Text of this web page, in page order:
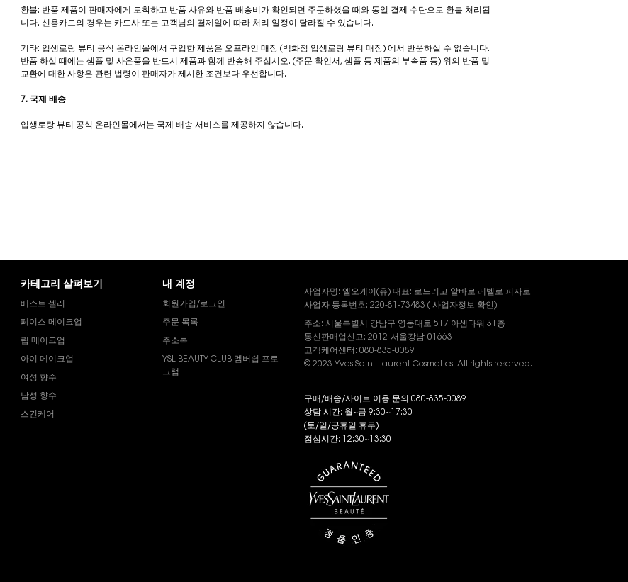
환불: 반품 제품이 판매자에게 도착하고 반품 사유와 반품 배송비가 확인되면 주문하셨을 때와 동일 결제 수단으로 환불 처리됩
니다. 신용카드의 경우는 카드사 또는 고객님의 결제일에 따라 처리 일정이 달라질 수 있습니다.
기타: 입생로랑 뷰티 공식 온라인몰에서 구입한 제품은 오프라인 매장 (백화점 입생로랑 뷰티 매장) 에서 반품하실 수 없습니다.
반품 하실 때에는 샘플 및 사은품을 반드시 제품과 함께 반송해 주십시오. (주문 확인서, 샘플 등 제품의 부속품 등) 위의 반품 및
교환에 대한 사항은 관련 법령이 판매자가 제시한 조건보다 우선합니다.
7. 국제 배송
입생로랑 뷰티 공식 온라인몰에서는 국제 배송 서비스를 제공하지 않습니다.
카테고리 살펴보기
베스트 셀러
페이스 메이크업
립 메이크업
아이 메이크업
여성 향수
남성 향수
스킨케어
내 계정
회원가입/로그인
주문 목록
주소록
YSL BEAUTY CLUB 멤버쉽 프로
그램
사업자명: 엘오케이(유) 대표: 로드리고 알바로 레벨로 피자로
사업자 등록번호: 220-81-73483 ( 사업자정보 확인)
주소: 서울특별시 강남구 영동대로 517 아셈타워 31층
통신판매업신고: 2012-서울강남-01663
고객케어센터: 080-835-0089
© 2023 Yves Saint Laurent Cosmetics. All rights reserved.
구매/배송/사이트 이용 문의 080-835-0089
상담 시간: 월~금 9:30~17:30
(토/일/공휴일 휴무)
점심시간: 12:30~13:30